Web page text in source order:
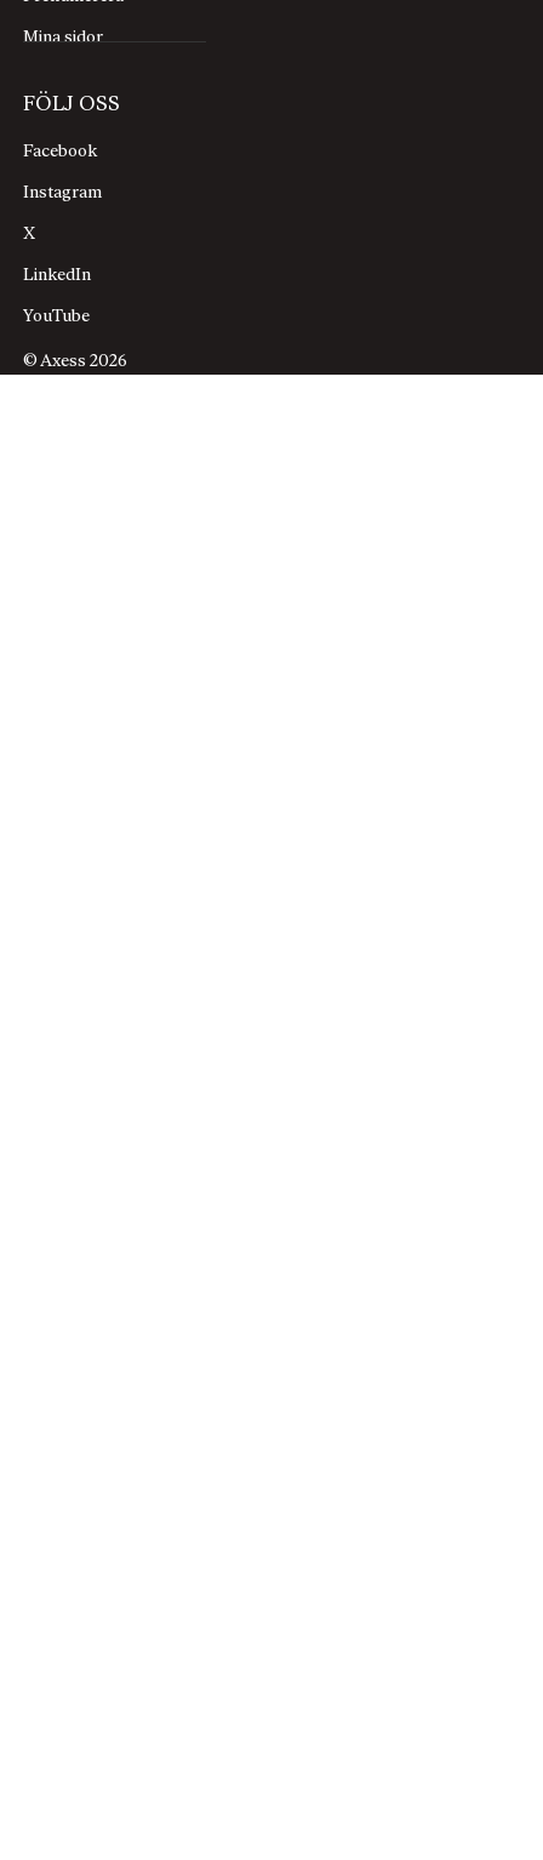
Mina sidor
FÖLJ OSS
Facebook
Instagram
X
LinkedIn
YouTube
© Axess 2026